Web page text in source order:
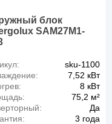
блок
SAM27M1-
sku-1100
7,52 кВт
8 кВт
75,2 м²
Да
3 года